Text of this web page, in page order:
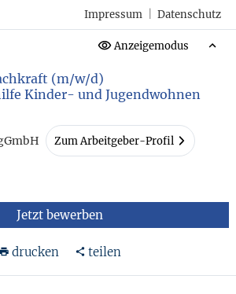
Impressum Datenschutz
Anzeigemodus
(m/w/d)
Kinder- und Jugendwohnen
Zum Arbeitgeber-Profil
Jetzt bewerben
drucken teilen